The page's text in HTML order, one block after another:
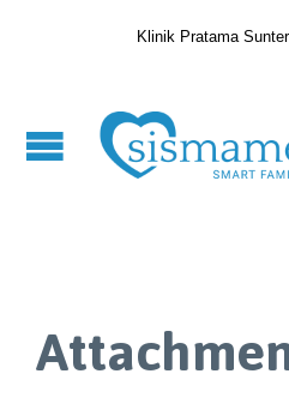
Klinik Pratama